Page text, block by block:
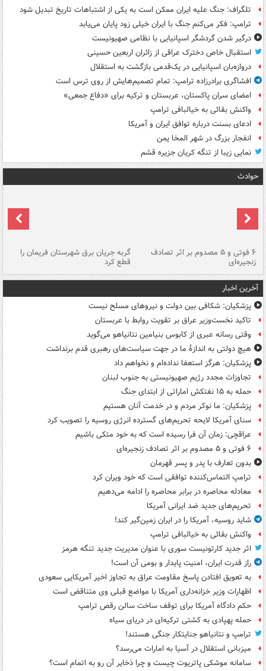
تلگراف: جنگ علیه ایران ممکن است به یکی از اشتباهات تاریخ تبدیل شود
ترامپ: فکر می‌کنم جنگ با ایران خیلی زود پایان می‌یابد
درگیر شدن گردشگر اسپانیایی با نظامی صهیونیست
استقبال خاص دخترک عراقی از زائران اربعین حسینی
دروازه‌بان اسپانیایی در یک‌قدمی بازگشت به استقلال
افشاگری برادرزاده ترامپ: تمام تصمیم‌هایش از روی ترس است
امضای سران پاکستان، عربستان و ترکیه برای «دفاع جمعی»
واکنش بقائی به خیالبافی ترامپ
ادعای بسنت درباره توافق ایران و آمریکا
انفجار بزرگ در شهر المخا یمن
نمایی زیبا از تنگه کریان جزیره قشم
حوادث
۶ فوتی و ۵ مصدوم بر اثر تصادف
زنجیره‌ای
گربه جریان برق شهرستان فریمان را
قطع کرد
آخرین اخبار
پزشکیان: شکافی بین دولت و نیروهای مسلح نیست
تاکید نخست‌وزیر عراق بر تقویت روابط با عربستان
وقتی رسانه عبری از کابوس بنیامین نتانیاهو می‌گوید
هیچ دولتی به اندازۀ ما در جهت سیاست‌های رهبری قدم برنداشت
پزشکیان: هرگز استعفا نداده‌ام و نخواهم داد
تجاوزات مجدد رژیم صهیونیستی به جنوب لبنان
حمله به ۱۵ نفتکش‌ اماراتی از ابتدای جنگ
پزشکیان: ما نوکر مردم و در خدمت آنان هستیم
سنای آمریکا لایحه تحریم‌های گسترده انرژی روسیه را تصویب کرد
عراقچی: زمان آن فرا رسیده است که به خود متکی باشیم
۶ فوتی و ۵ مصدوم بر اثر تصادف زنجیره‌ای
بدون تعارف با پدر و پسر قهرمان
ترامپ التماس‌کننده توافقی است که خود ویران کرد
معادله محاصره در برابر محاصره را ادامه می‌دهیم
تحریم‌های جدید ضد ایرانی آمریکا
شاید روسیه، آمریکا را در ایران زمین‌گیر کند!
واکنش بقائی به خیالبافی ترامپ
اثر جدید کارتونیست سوری با عنوان مدیریت جدید تنگه هرمز
راز قدرت ایران، امنیت پایدار و بومی آن است!
به تعویق افتادن پاسخ مقاومت عراق به تجاوز اخیر آمریکایی سعودی
اظهارات وزیر خزانه‌داری آمریکا با مواضع قبلی وی متناقض است
حکم دادگاه آمریکا برای توقف ساخت سالن رقص ترامپ
حمله پهپادی به کشتی ترکیه‌ای در دریای سیاه
ترامپ و نتانیاهو جنایتکار جنگی هستند!
میزبانی استقلال در آسیا به امارات می‌رسد؟
سامانه موشکی پاتریوت چیست و چرا ذخایر آن رو به اتمام است؟